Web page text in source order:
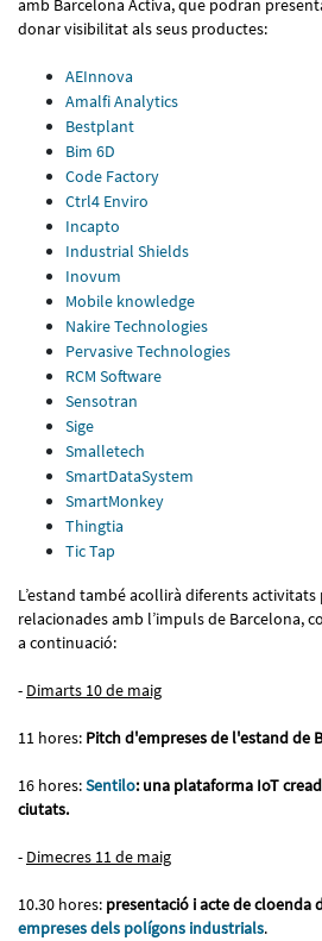
amb Barcelona Activa, que podran
donar visibilitat als seus productes:
AEInnova
Amalfi Analytics
Bestplant
Bim 6D
Code Factory
Ctrl4 Enviro
Incapto
Industrial Shields
Inovum
Mobile knowledge
Nakire Technologies
Pervasive Technologies
RCM Software
Sensotran
Sige
Smalletech
SmartDataSystem
SmartMonkey
Thingtia
Tic Tap
L’estand també acollirà diferents
relacionades amb l’impuls de Barcelona,
a continuació:
- Dimarts 10 de maig
11 hores: Pitch d'empreses de l'estand de
16 hores:Sentilo: una plataforma IoT
ciutats.
- Dimecres 11 de maig
10.30 hores: presentació i acte de cloenda
empreses dels polígons industrials.